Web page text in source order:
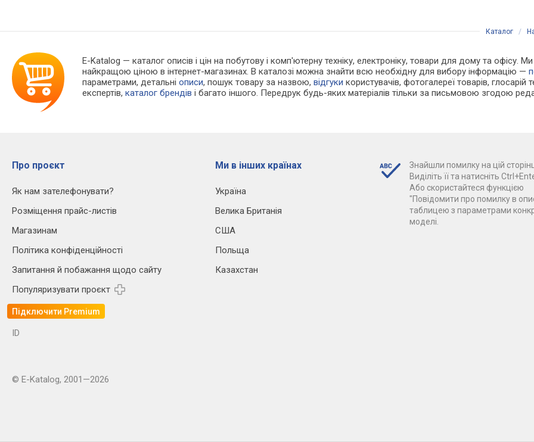
Каталог /
E-Katalog — каталог описів і цін на побутову і комп'ютерну техніку, електроніку, товари для дому та офісу.
найкращою ціною в інтернет-магазинах. В каталозі можна знайти всю необхідну для вибору інформацію —
параметрами, детальніописи, пошук товару за назвою,відгуки користувачів, фотогалереї товарів, глосарій
експертів,каталог брендів і багато іншого. Передрук будь-яких матеріалів тільки за письмовою згодою
Про проєкт
Як нам зателефонувати?
Розміщення прайс-листів
Магазинам
Політика конфіденційності
Запитання й побажання щодо сайту
Популяризувати проєкт
Підключити Premium
Ми в інших країнах
Україна
Велика Британія
США
Польща
Казахстан
Знайшли помилку на цій
Виділіть її та натисніть
Або скористайтеся функцією
"Повідомити про помилку в
таблицею з параметрами
моделі.
ID
© E-Katalog, 2001—2026